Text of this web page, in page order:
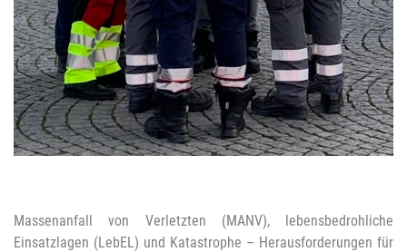
Massenanfall von Verletzten (MANV), lebensbedrohliche
Einsatzlagen (LebEL) und Katastrophe – Herausforderungen für